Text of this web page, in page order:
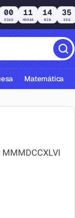
00
DIAS
11
HORAS
14
MIN
34
SEG
Matemática